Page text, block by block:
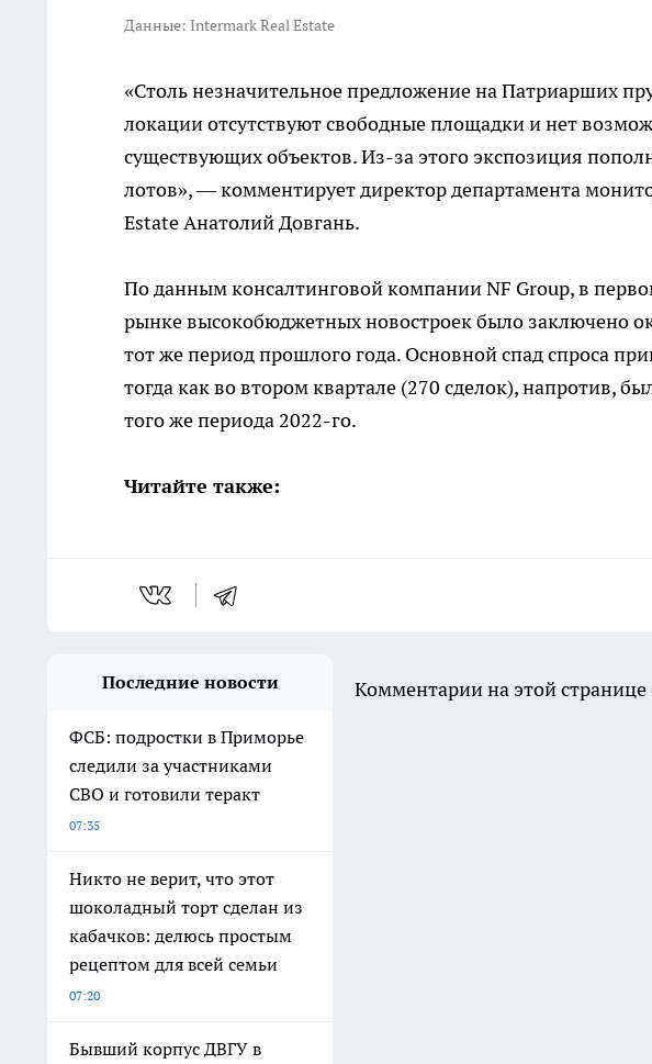
Данные: Intermark Real Estate
«Столь незначительное предложение на Патриарших
локации отсутствуют свободные площадки и нет
существующих объектов. Из-за этого экспозиция
лотов», — комментирует директор департамента
Estate Анатолий Довгань.
По данным консалтинговой компании NF Group, в
рынке высокобюджетных новостроек было заключено
тот же период прошлого года. Основной спад спроса
тогда как во втором квартале (270 сделок), напротив,
того же периода 2022-го.
Читайте также:
Последние новости
ФСБ: подростки в Приморье
следили за участниками
СВО и готовили теракт
07:35
Никто не верит, что этот
шоколадный торт сделан из
кабачков: делюсь простым
рецептом для всей семьи
07:20
Бывший корпус ДВГУ в
Комментарии на этой